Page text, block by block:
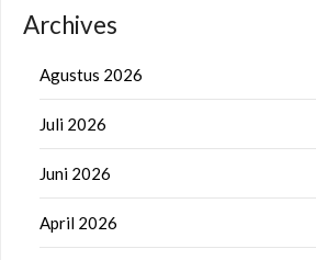
Archives
Agustus 2026
Juli 2026
Juni 2026
April 2026